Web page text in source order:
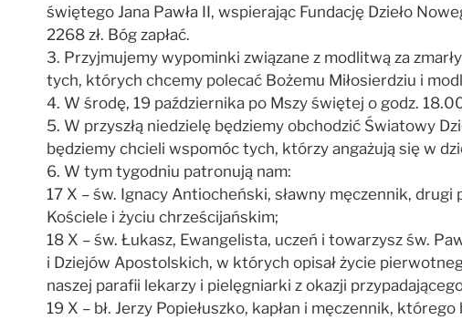
świętego Jana Pawła II, wspierając Fundację Dzieło
2268 zł. Bóg zapłać.
3. Przyjmujemy wypominki związane z modlitwą za
tych, których chcemy polecać Bożemu Miłosierdziu i
4. W środę, 19 października po Mszy świętej o godz.
5. W przyszłą niedzielę będziemy obchodzić Światowy
będziemy chcieli wspomóc tych, którzy angażują się w
6. W tym tygodniu patronują nam:
17 X – św. Ignacy Antiocheński, sławny męczennik,
Kościele i życiu chrześcijańskim;
18 X – św. Łukasz, Ewangelista, uczeń i towarzysz św.
i Dziejów Apostolskich, w których opisał życie
naszej parafii lekarzy i pielęgniarki z okazji
19 X – bł. Jerzy Popiełuszko, kapłan i męczennik,